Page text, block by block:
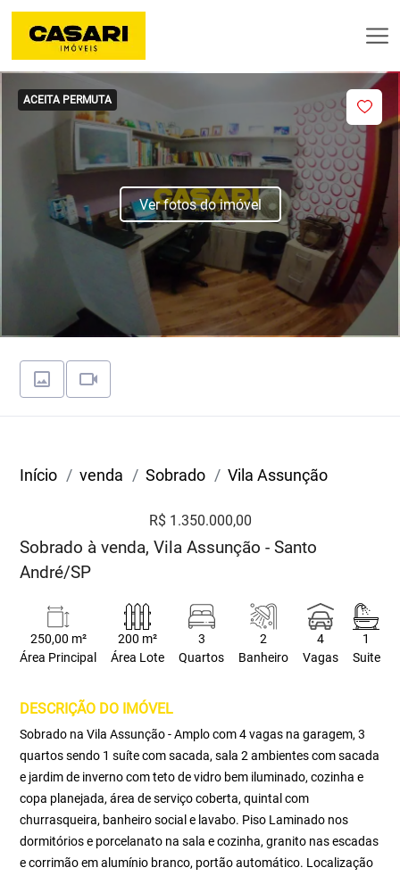
ACEITA PERMUTA
Ver fotos do imóvel
Início venda Sobrado Vila Assunção
R$ 1.350.000,00
Sobrado à venda, Vila Assunção - Santo
André/SP
250,00 m²
Área Principal
200 m²
Área Lote
3
Quartos
2
Banheiro
4
Vagas
1
Suite
DESCRIÇÃO DO IMÓVEL
Sobrado na Vila Assunção - Amplo com 4 vagas na garagem, 3
quartos sendo 1 suíte com sacada, sala 2 ambientes com sacada
e jardim de inverno com teto de vidro bem iluminado, cozinha e
copa planejada, área de serviço coberta, quintal com
churrasqueira, banheiro social e lavabo. Piso Laminado nos
dormitórios e porcelanato na sala e cozinha, granito nas escadas
e corrimão em alumínio branco, portão automático. Localização